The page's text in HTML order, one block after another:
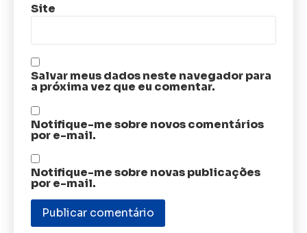
Site
Salvar meus dados neste navegador para
a próxima vez que eu comentar.
Notifique-me sobre novos comentários
por e-mail.
Notifique-me sobre novas publicações
por e-mail.